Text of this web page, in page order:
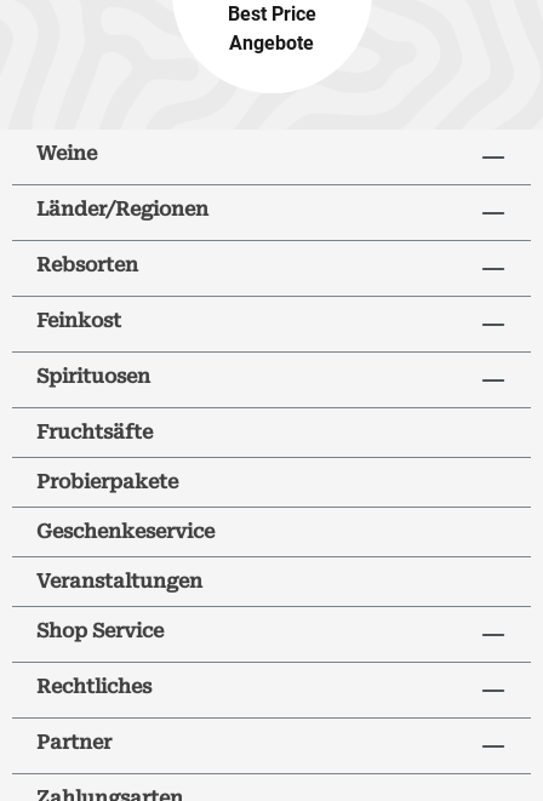
Best Price
Angebote
Weine
Länder/Regionen
Rebsorten
Feinkost
Spirituosen
Fruchtsäfte
Probierpakete
Geschenkeservice
Veranstaltungen
Shop Service
Rechtliches
Partner